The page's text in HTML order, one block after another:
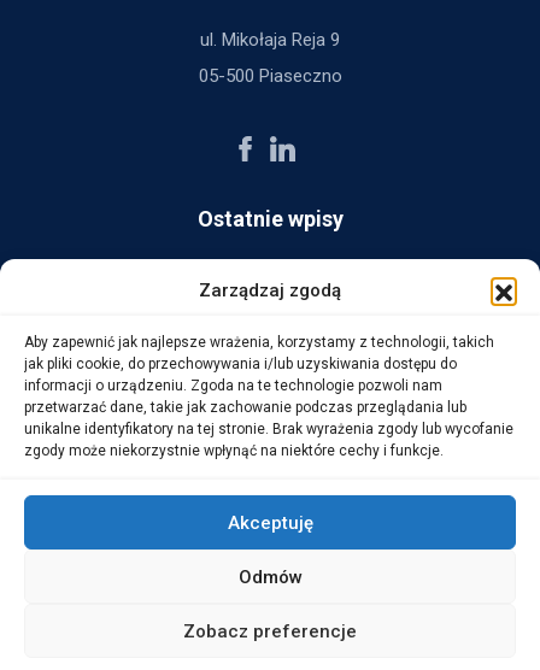
Zarządzaj zgodą
Aby zapewnić jak najlepsze wrażenia, korzystamy z technologii, takich
jak pliki cookie, do przechowywania i/lub uzyskiwania dostępu do
informacji o urządzeniu. Zgoda na te technologie pozwoli nam
przetwarzać dane, takie jak zachowanie podczas przeglądania lub
unikalne identyfikatory na tej stronie. Brak wyrażenia zgody lub wycofanie
zgody może niekorzystnie wpłynąć na niektóre cechy i funkcje.
Akceptuję
Odmów
Zobacz preferencje
ul. Mikołaja Reja 9
05-500 Piaseczno
Ostatnie wpisy
Micro
14 października, 2025
WarehouseLAB: LOGISTYKA 4.0 – Automatyzacja i
Optymalizacja Procesów Logistycznych
ALL RIGHTS RESERVED